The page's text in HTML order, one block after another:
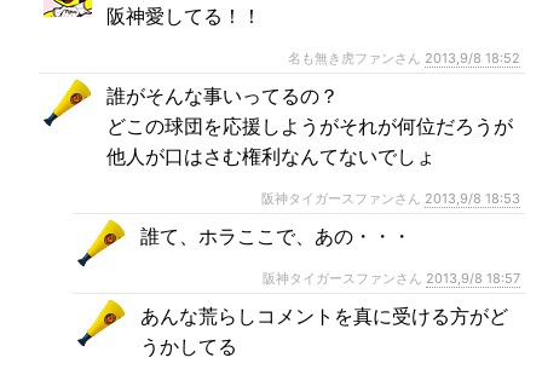
阪神愛してる！！
名も無き虎ファンさん 2013,9/8 18:52
誰がそんな事いってるの？
どこの球団を応援しようがそれが何位だろうが
他人が口はさむ権利なんてないでしょ
阪神タイガースファンさん 2013,9/8 18:53
誰て、ホラここで、あの・・・
阪神タイガースファンさん 2013,9/8 18:57
あんな荒らしコメントを真に受ける方がど
うかしてる